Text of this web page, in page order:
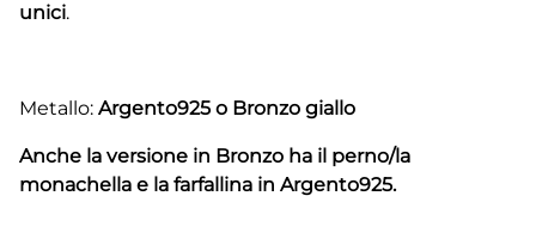
unici.
Metallo: Argento925 o Bronzo giallo
Anche la versione in Bronzo ha il perno/la
monachella e la farfallina in Argento925.